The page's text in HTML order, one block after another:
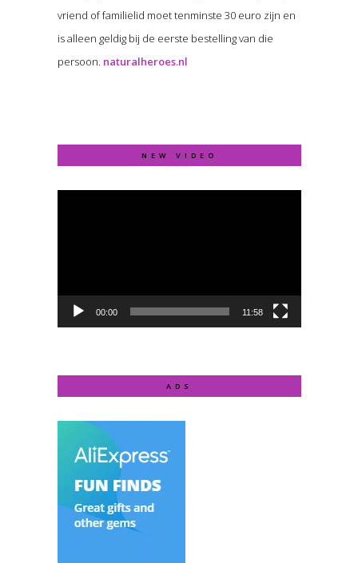
vriend of familielid moet tenminste 30 euro zijn en
is alleen geldig bij de eerste bestelling van die
persoon. naturalheroes.nl
NEW VIDEO
Video
00:00 11:58
ADS